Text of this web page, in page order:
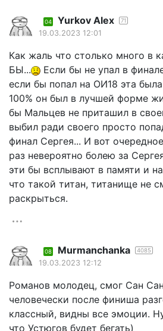
04 Yurkov Alex 71
19.03.2023 12:01
Как жаль что столько много в
БЫ...
Если бы не упал в
если бы попал на ОИ18 эта
100% он был в лучшей форме
бы Мальцев не приташил в
выбил ради своего просто
финал Сергея... И вот
раз невероятно болею за
эти бы всплывают в памяти и
что такой титан, титанище не
раскрыться.
08 Murmanchanka 4085
19.03.2023 12:12
Романов молодец, смог Сан
человечески после финиша
классный, видны все эмоции.
что Устюгов будет бегать)